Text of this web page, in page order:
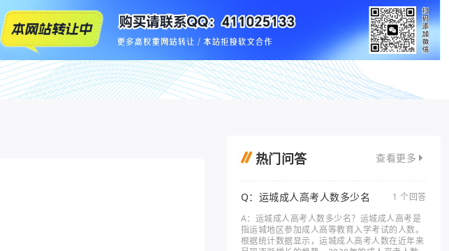
热门问答 查看更多
Q：运城成人高考人数多少名
1 个回答
A：运城成人高考人数多少名？运城成人高考是
指运城地区参加成人高等教育入学考试的人数。
根据统计数据显示，运城成人高考人数在近年来